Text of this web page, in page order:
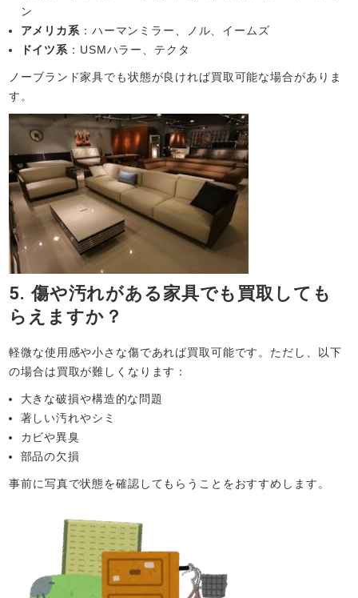
ン
アメリカ系 ：ハーマンミラー、ノル、イームズ
ドイツ系 ：USMハラー、テクタ
ノーブランド家具でも状態が良ければ買取可能な場合がありま
す。
5. 傷や汚れがある家具でも買取しても
らえますか？
軽微な使用感や小さな傷であれば買取可能です。ただし、以下
の場合は買取が難しくなります：
大きな破損や構造的な問題
著しい汚れやシミ
カビや異臭
部品の欠損
事前に写真で状態を確認してもらうことをおすすめします。